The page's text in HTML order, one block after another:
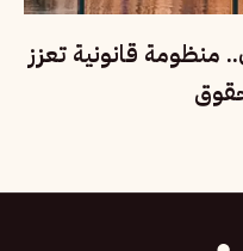
منظومة قانونية تعزز